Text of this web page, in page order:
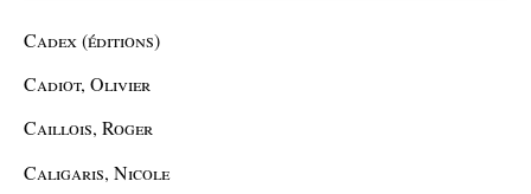
Cadex (éditions)
Cadiot, Olivier
Caillois, Roger
Caligaris, Nicole